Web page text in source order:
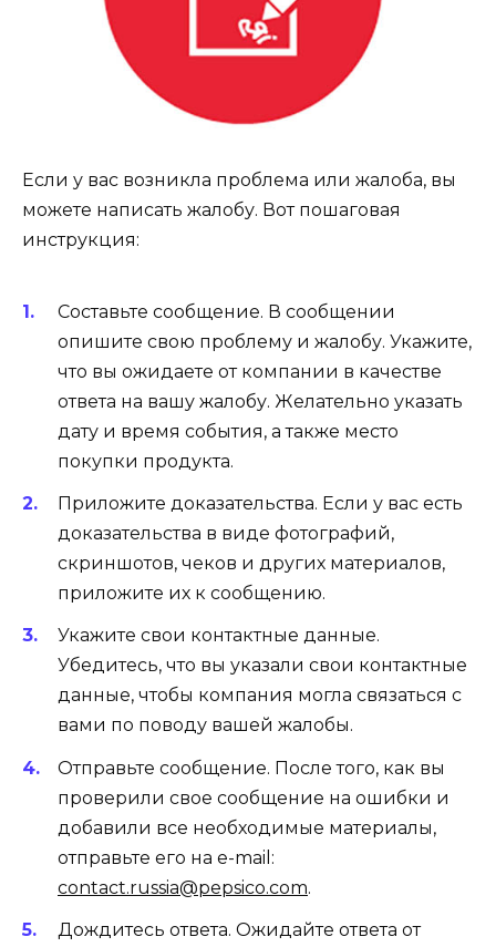
Если у вас возникла проблема или жалоба, вы
можете написать жалобу. Вот пошаговая
инструкция:
Составьте сообщение. В сообщении
опишите свою проблему и жалобу. Укажите,
что вы ожидаете от компании в качестве
ответа на вашу жалобу. Желательно указать
дату и время события, а также место
покупки продукта.
Приложите доказательства. Если у вас есть
доказательства в виде фотографий,
скриншотов, чеков и других материалов,
приложите их к сообщению.
Укажите свои контактные данные.
Убедитесь, что вы указали свои контактные
данные, чтобы компания могла связаться с
вами по поводу вашей жалобы.
Отправьте сообщение. После того, как вы
проверили свое сообщение на ошибки и
добавили все необходимые материалы,
отправьте его на e-mail:
contact.russia@pepsico.com.
Дождитесь ответа. Ожидайте ответа от